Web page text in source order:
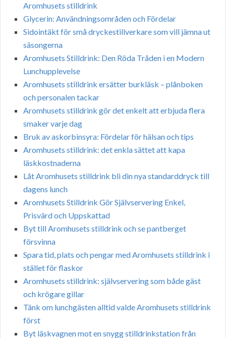
Aromhusets stilldrink
Glycerin: Användningsområden och Fördelar
Sidointäkt för små dryckestillverkare som vill jämna ut
säsongerna
Aromhusets Stilldrink: Den Röda Tråden i en Modern
Lunchupplevelse
Aromhusets stilldrink ersätter burkläsk – plånboken
och personalen tackar
Aromhusets stilldrink gör det enkelt att erbjuda flera
smaker varje dag
Bruk av askorbinsyra: Fördelar för hälsan och tips
Aromhusets stilldrink: det enkla sättet att kapa
läskkostnaderna
Låt Aromhusets stilldrink bli din nya standarddryck till
dagens lunch
Aromhusets Stilldrink Gör Självservering Enkel,
Prisvärd och Uppskattad
Byt till Aromhusets stilldrink och se pantberget
försvinna
Spara tid, plats och pengar med Aromhusets stilldrink i
stället för flaskor
Aromhusets stilldrink: självservering som både gäst
och krögare gillar
Tänk om lunchgästen alltid valde Aromhusets stilldrink
först
Byt läskvagnen mot en snygg stilldrinkstation från